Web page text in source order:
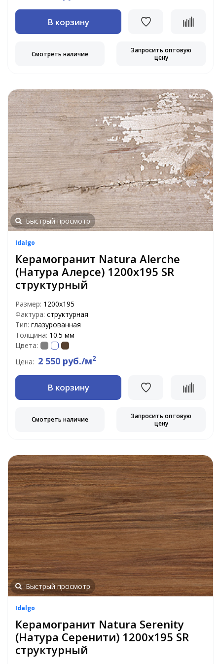
В корзину
Смотреть наличие
Запросить оптовую
цену
Быстрый просмотр
Idalgo
Керамогранит Natura Alerche
(Натура Алерсе) 1200х195 SR
структурный
Размер: 1200х195
Фактура: структурная
Тип: глазурованная
Толщина: 10.5 мм
Цвета:
Цена: 2 550 руб./м2
В корзину
Смотреть наличие
Запросить оптовую
цену
Быстрый просмотр
Idalgo
Керамогранит Natura Serenity
(Натура Серенити) 1200х195 SR
структурный